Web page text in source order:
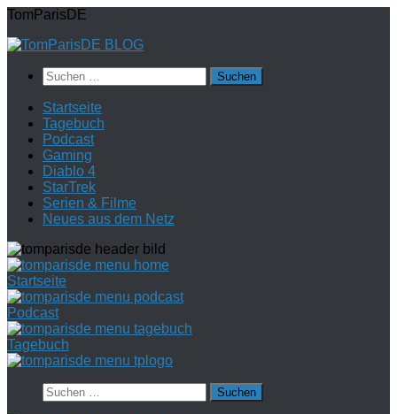
Zum
springen
TomParisDE
Suchen
nach:
Startseite
Tagebuch
Podcast
Gaming
Diablo 4
StarTrek
Serien & Filme
Neues aus dem Netz
Startseite
Podcast
Tagebuch
Suchen
nach: